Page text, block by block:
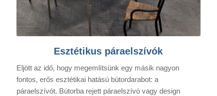
Esztétikus páraelszívók
Eljött az idő, hogy megemlítsünk egy másik nagyon
fontos, erős esztétikai hatású bútordarabot: a
páraelszívót. Bútorba rejett páraelszívó vagy design